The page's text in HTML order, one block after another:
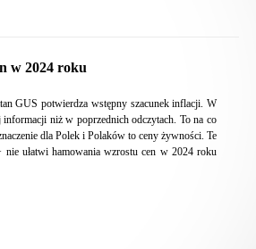
w 2024 roku
GUS potwierdza wstępny szacunek inflacji. W
niż w poprzednich odczytach. To na co
dla Polek i Polaków to ceny żywności. Te
ułatwi hamowania wzrostu cen w 2024 roku